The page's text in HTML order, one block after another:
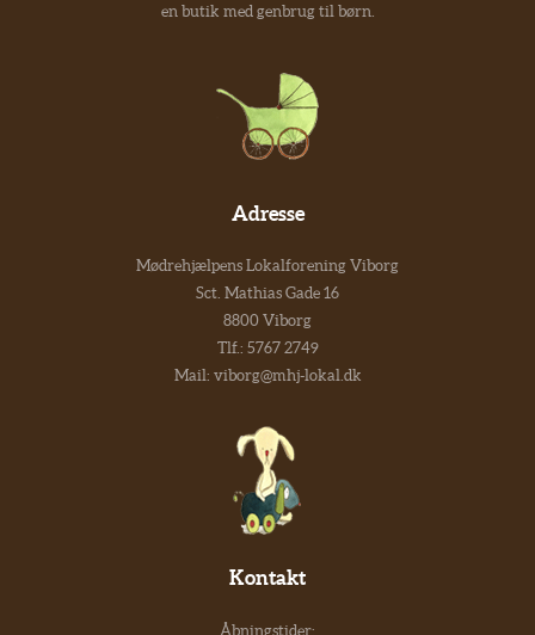
en butik med genbrug til børn.
Adresse
Mødrehjælpens Lokalforening Viborg
Sct. Mathias Gade 16
8800 Viborg
Tlf.: 5767 2749
Mail: viborg@mhj-lokal.dk
Kontakt
Åbningstider: